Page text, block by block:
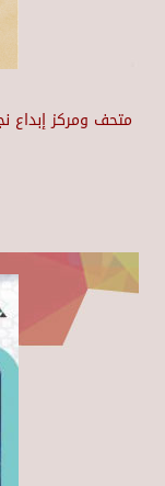
متحف ومركز إبداع نجيب محفوظ ١١٤